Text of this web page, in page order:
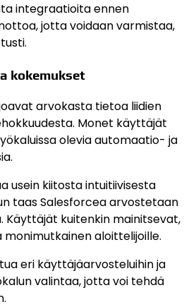
integraatioita ennen
jotta voidaan varmistaa,
kokemukset
arvokasta tietoa liidien
Monet käyttäjät
olevia automaatio- ja
usein kiitosta intuitiivisesta
taas Salesforcea arvostetaan
Käyttäjät kuitenkin mainitsevat,
aloittelijoille.
eri käyttäjäarvosteluihin ja
valintaa, jotta voi tehdä